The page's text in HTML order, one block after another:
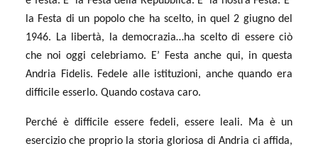
la Festa di un popolo che ha scelto, in quel 2 giugno del
1946. La libertà, la democrazia…ha scelto di essere ciò
che noi oggi celebriamo. E’ Festa anche qui, in questa
Andria Fidelis. Fedele alle istituzioni, anche quando era
difficile esserlo. Quando costava caro.
Perché è difficile essere fedeli, essere leali. Ma è un
esercizio che proprio la storia gloriosa di Andria ci affida,